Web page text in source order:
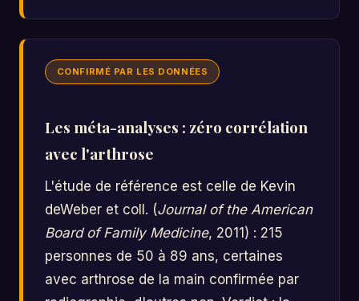
CONFIRMÉ PAR LES DONNÉES
Les méta-analyses : zéro corrélation
avec l'arthrose
L'étude de référence est celle de Kevin
deWeber et coll. (Journal of the American
Board of Family Medicine, 2011) : 215
personnes de 50 à 89 ans, certaines
avec arthrose de la main confirmée par